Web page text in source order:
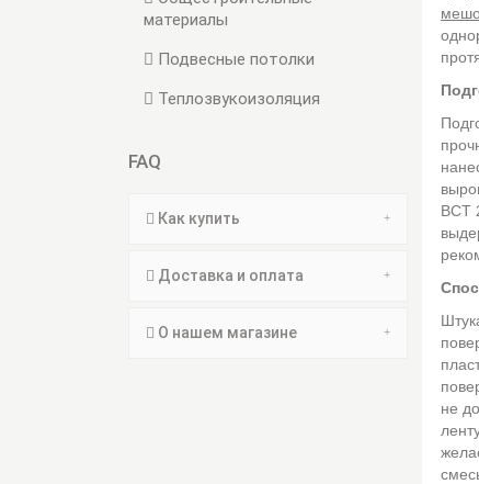
материалы
Подвесные потолки
Теплозвукоизоляция
FAQ
Как купить
Доставка и оплата
О нашем магазине
ВСТ
не